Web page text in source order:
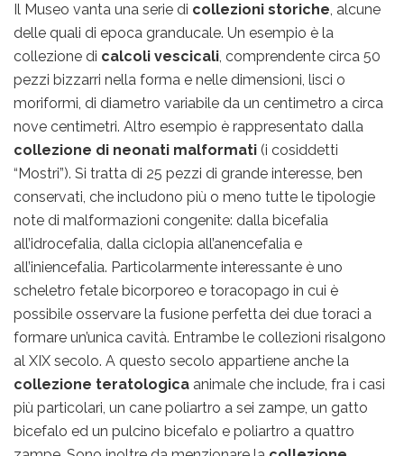
Il Museo vanta una serie di collezioni storiche, alcune
delle quali di epoca granducale. Un esempio è la
collezione di calcoli vescicali, comprendente circa 50
pezzi bizzarri nella forma e nelle dimensioni, lisci o
moriformi, di diametro variabile da un centimetro a circa
nove centimetri. Altro esempio è rappresentato dalla
collezione di neonati malformati (i cosiddetti
“Mostri”). Si tratta di 25 pezzi di grande interesse, ben
conservati, che includono più o meno tutte le tipologie
note di malformazioni congenite: dalla bicefalia
all’idrocefalia, dalla ciclopia all’anencefalia e
all’iniencefalia. Particolarmente interessante è uno
scheletro fetale bicorporeo e toracopago in cui è
possibile osservare la fusione perfetta dei due toraci a
formare un’unica cavità. Entrambe le collezioni risalgono
al XIX secolo. A questo secolo appartiene anche la
collezione teratologica animale che include, fra i casi
più particolari, un cane poliartro a sei zampe, un gatto
bicefalo ed un pulcino bicefalo e poliartro a quattro